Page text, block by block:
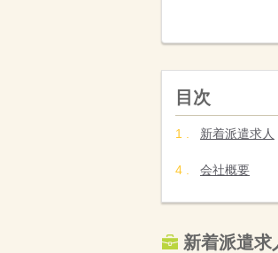
目次
新着派遣求人
会社概要
新着派遣求